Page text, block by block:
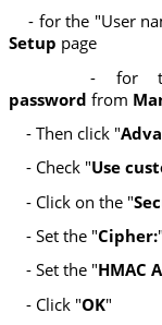
- for the "User
Setup page
- for the
password from
- Then click "
- Check "Use
- Click on the "
- Set the "Cipher:
- Set the "HMAC
- Click "OK"